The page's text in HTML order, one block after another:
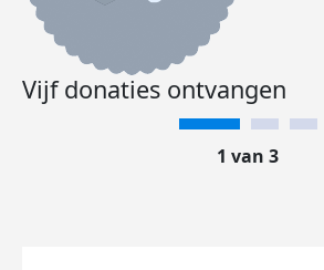
Vijf donaties ontvangen
1 van 3